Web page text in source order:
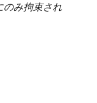
のみ拘束され